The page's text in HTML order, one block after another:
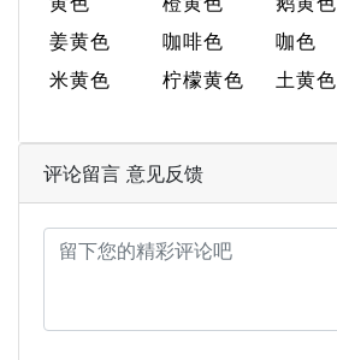
姜黄色
咖啡色 咖色
米黄色
柠檬黄色 土黄色
评论留言 意见反馈